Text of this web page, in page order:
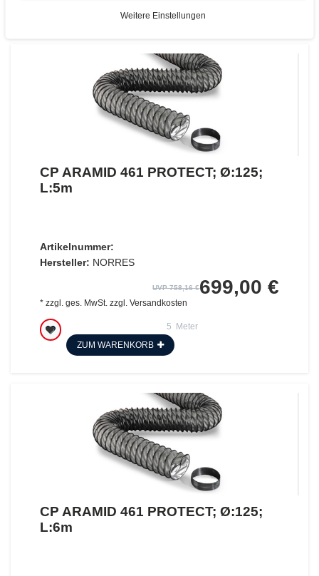
CP ARAMID 461 PROTECT; Ø:125;
L:5m
Artikelnummer:
Hersteller: NORRES
UVP 758,16 €699,00 €
* zzgl. ges. MwSt. zzgl. Versandkosten
5 Meter
ZUM WARENKORB
CP ARAMID 461 PROTECT; Ø:125;
L:6m
Weitere Einstellungen